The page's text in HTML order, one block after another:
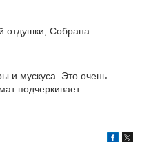
отдушки, Собрана
и мускуса. Это очень
подчеркивает